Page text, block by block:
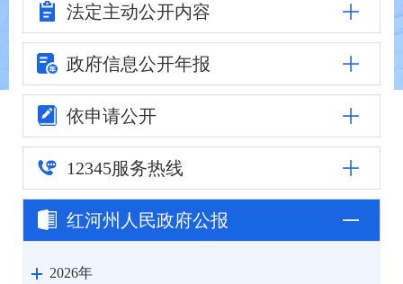
法定主动公开内容
政府信息公开年报
依申请公开
12345服务热线
红河州人民政府公报
2026年